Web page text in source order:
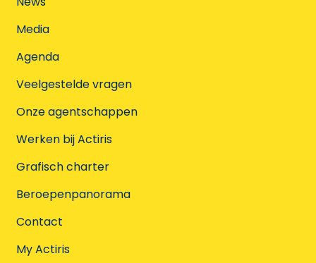
Media
Agenda
Veelgestelde vragen
Onze agentschappen
Werken bij Actiris
Grafisch charter
Beroepenpanorama
Contact
My Actiris